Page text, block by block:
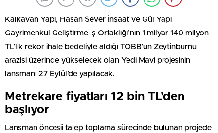
Kalkavan Yapı, Hasan Sever İnşaat ve Gül Yapı
Gayrimenkul Geliştirme İş Ortaklığı’nın 1 milyar 140 milyon
TL’lik rekor ihale bedeliyle aldığı TOBB’un Zeytinburnu
arazisi üzerinde yükselecek olan Yedi Mavi projesinin
lansmanı 27 Eylül’de yapılacak.
Metrekare fiyatları 12 bin TL’den
başlıyor
Lansman öncesii talep toplama sürecinde bulunan projede